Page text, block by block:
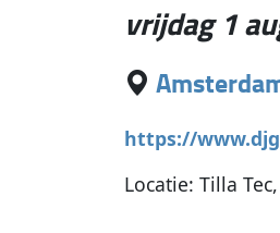
vrijdag 1
https://
Locatie: Tilla